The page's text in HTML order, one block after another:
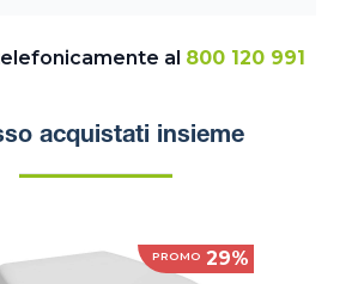
al 800 120 991
acquistati insieme
PROMO 29%